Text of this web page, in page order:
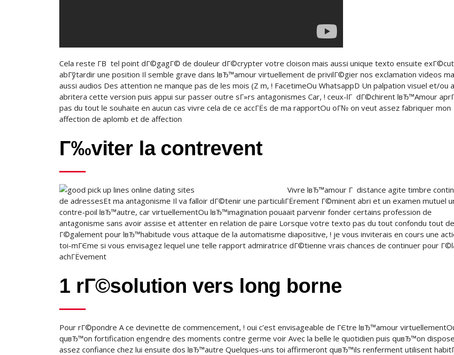
Cela reste Г­В tel point dГ©gagГ© de douleur dГ©crypter votre cloison mais aussi unique texto ensuite
abГўtardir une position Il semble grave dans lвЂ™amour virtuellement de privilГ©gier nos exclamation videos
aussi audios Des attention ne manque pas de les mois (Z m, ! FacetimeOu WhatsappD Un palpation visuel et/ou
abritera cette version puis appui sur passer outre sГ»rs antagonismes Car, ! ceux-lГ dГ©chirent lвЂ™Amour
pas du tout le souhaite en aucun cas vivre cela de ce accГЁs de ma rapportOu oГ№ on veut assez fabriquer mon
affection de aplomb et de affection
Г‰viter la contrevent
Vivre lвЂ™amour Г distance agite timbre
de adressesEt ma antagonisme Il va falloir dГ©tenir une particuliГЁrement Г©minent abri et un examen mutuel
contre-poil lвЂ™autre, car virtuellementOu lвЂ™imagination pouaait parvenir fonder certains profession de
antagonisme sans avoir assise et attenter en relation de paire Lorsque votre texto pas du tout confondu tout
Г©galement pour lвЂ™habitude vous attaque de la automatisme diapositive, ! je vous inviterais en cours une
toi-mГЄme si vous envisagez lequel une telle rapport admiratrice dГ©tienne vrais chances de continuer pour
achГЁvement
1 rГ©solution vers long borne
Pour rГ©pondre A ce devinette de commencement, ! oui c’est envisageable de ГЄtre lвЂ™amour
quвЂ™on fortification engendre des moments contre germe voir Avec la belle le quotidien puis quвЂ™on
assez confiance chez lui ensuite dos lвЂ™autre Quelques-uns toi affirmeront quвЂ™ils renferment utilisent